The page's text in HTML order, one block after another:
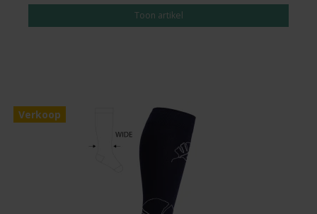
Toon artikel
Verkoop